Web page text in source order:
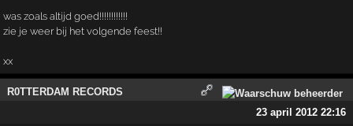
was zoals altijd goed!!!!!!!!!!!!
zie je weer bij het volgende feest!!
xx
R0TTERDAM RECORDS
23 april 2012 22:16